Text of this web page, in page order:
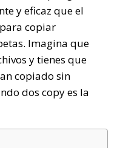
y eficaz que el
copiar
Imagina que
y tienes que
copiado sin
dos copy es la